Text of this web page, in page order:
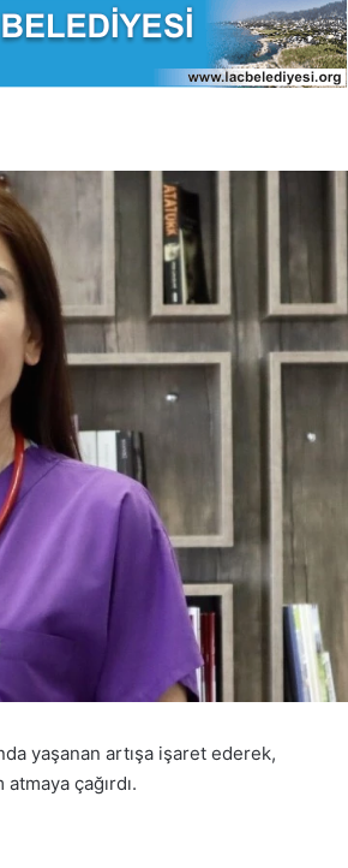
yaşanan artışa işaret ederek,
çağırdı.